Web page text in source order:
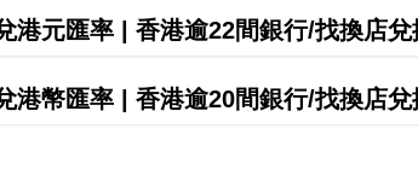
港元匯率 | 香港逾22間銀行/找換店
港幣匯率 | 香港逾20間銀行/找換店